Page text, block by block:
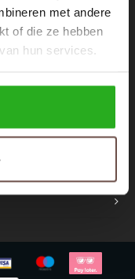
met andere
of die ze hebben
hun services.